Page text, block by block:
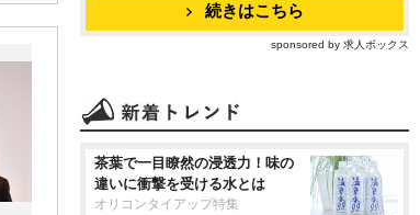
続きはこちら
sponsored by 求人ボックス
茶葉で一目瞭然の浸透力！味の
違いに衝撃を受ける水とは
オリコンタイアップ特集